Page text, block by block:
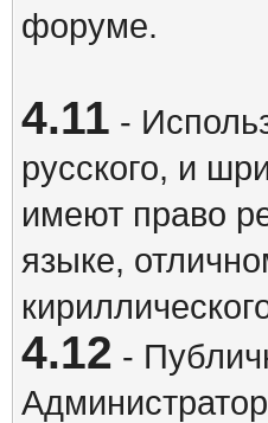
форуме.
4.11 -
русского, и
имеют право
языке,
4.12 -